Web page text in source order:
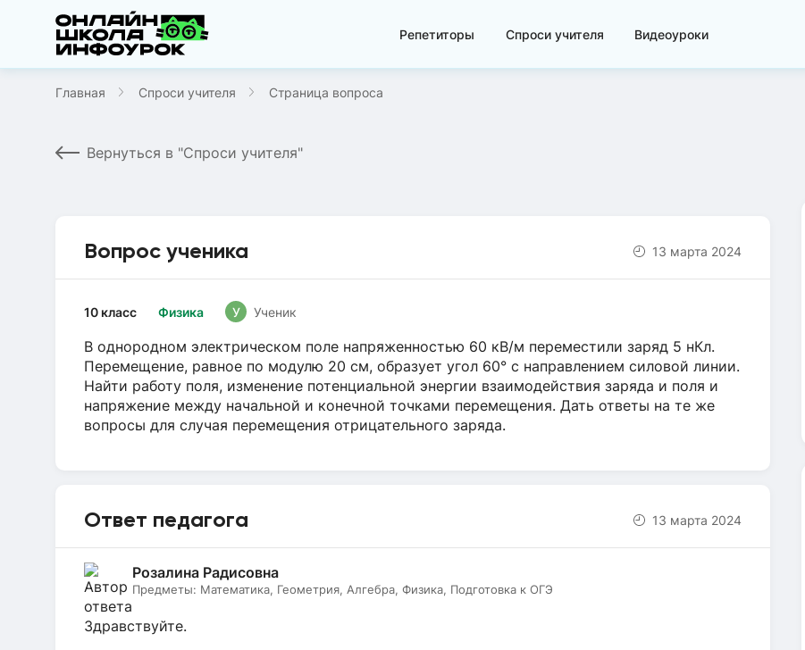
Репетиторы Спроси учителя Видеоуроки
Главная Спроси учителя Страница вопроса
Вернуться в "Спроси учителя"
Вопрос ученика 13 марта 2024
Физика
10 класс У Ученик
В однородном электрическом поле напряженностью 60 кВ/м переместили заряд 5 нКл.
Перемещение, равное по модулю 20 см, образует угол 60° с направлением силовой линии.
Найти работу поля, изменение потенциальной энергии взаимодействия заряда и поля и
напряжение между начальной и конечной точками перемещения. Дать ответы на те же
вопросы для случая перемещения отрицательного заряда.
Ответ педагога 13 марта 2024
Розалина Радисовна
Предметы: Математика, Геометрия, Алгебра, Физика, Подготовка к ОГЭ
Здравствуйте.